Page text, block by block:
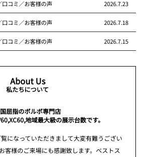
コミ／お客様の声 2026.7.23
コミ／お客様の声 2026.7.18
コミ／お客様の声 2026.7.15
About Us
私たちについて
屈指のボルボ専門店
地域最大級の展示台数です。
になっていただきまして大変有難うござい
客様のご来場にも感謝致します。ベストス